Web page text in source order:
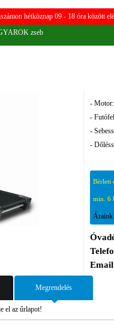
hétköznap 09 - 18 óra között
zseb
-
-
-
-
Bérleti
min. 6
Áraink
Megrendelés
el az űrlapot!